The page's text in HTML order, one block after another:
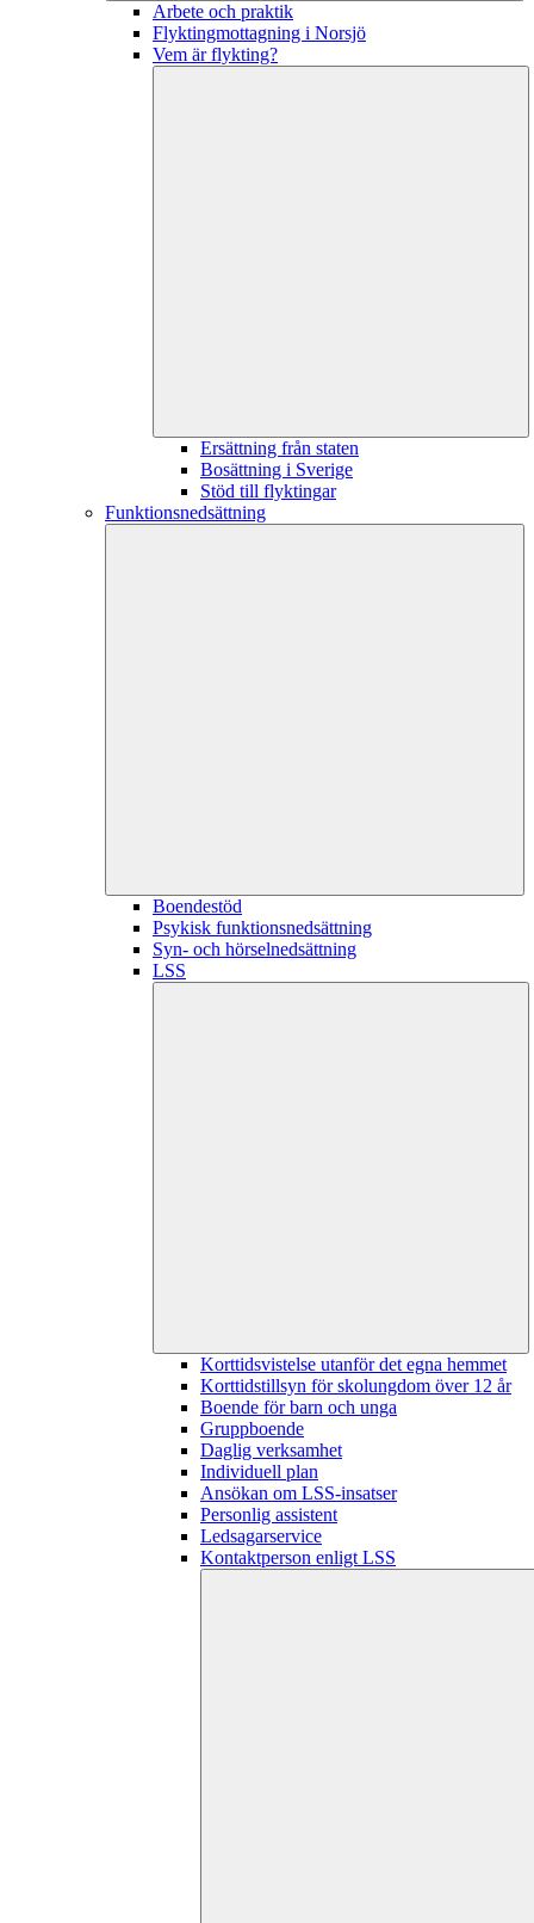
Arbete och praktik
Flyktingmottagning i Norsjö
Vem är flykting?
Ersättning från staten
Bosättning i Sverige
Stöd till flyktingar
Funktionsnedsättning
Boendestöd
Psykisk funktionsnedsättning
Syn- och hörselnedsättning
LSS
Korttidsvistelse utanför det egna hemmet
Korttidstillsyn för skolungdom över 12 år
Boende för barn och unga
Gruppboende
Daglig verksamhet
Individuell plan
Ansökan om LSS-insatser
Personlig assistent
Ledsagarservice
Kontaktperson enligt LSS